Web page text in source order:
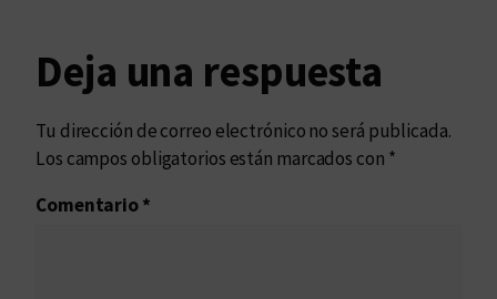
Deja una respuesta
Tu dirección de correo electrónico no será publicada.
Los campos obligatorios están marcados con *
Comentario*